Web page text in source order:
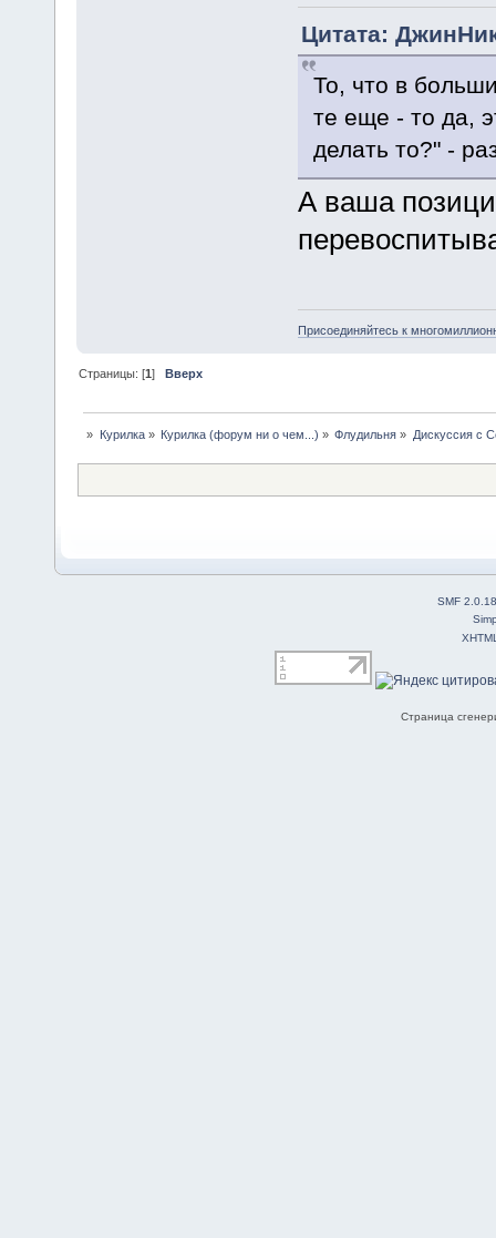
Цитата:
То, что в
те еще - то да,
делать то?" -
А ваша
Присоединяйтесь к
Страницы: [1]Вверх
» Курилка» Курилка (форум ни о чем...) » Флудильня » Дискуссия с
SMF 2.0.18
Страница